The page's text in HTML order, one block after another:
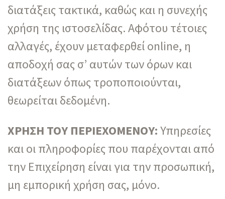
διατάξεις τακτικά, καθώς και η συνεχής
χρήση της ιστοσελίδας. Αφότου τέτοιες
αλλαγές, έχουν μεταφερθεί online, η
αποδοχή σας σ’ αυτών των όρων και
διατάξεων όπως τροποποιούνται,
θεωρείται δεδομένη.
ΧΡΗΣΗ ΤΟΥ ΠΕΡΙΕΧΟΜΕΝΟΥ:Υπηρεσίες
και οι πληροφορίες που παρέχονται από
την Επιχείρηση είναι για την προσωπική,
μη εμπορική χρήση σας, μόνο.